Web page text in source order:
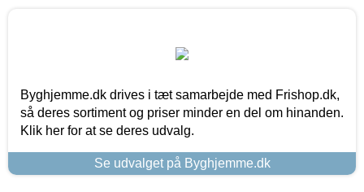
Byghjemme.dk drives i tæt samarbejde med Frishop.dk,
så deres sortiment og priser minder en del om hinanden.
Klik her for at se deres udvalg.
Se udvalget på Byghjemme.dk